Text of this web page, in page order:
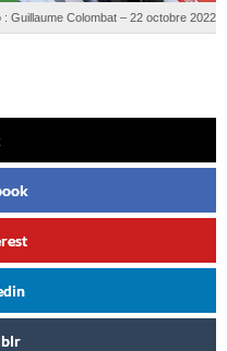
Guillaume Colombat – 22 octobre 2022